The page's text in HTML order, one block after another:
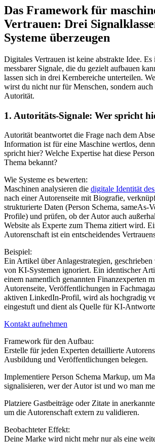
Das Framework für
Vertrauen: Drei
Systeme überzeugen
Digitales Vertrauen ist keine abstrakte Idee. Es
messbarer Signale, die du gezielt aufbauen
lassen sich in drei Kernbereiche unterteilen.
wirst du nicht nur für Menschen, sondern
Autorität.
1. Autoritäts-Signale: Wer spricht
Autorität beantwortet die Frage nach dem
Information ist für eine Maschine wertlos,
spricht hier? Welche Expertise hat diese
Thema bekannt?
Wie Systeme es bewerten:
Maschinen analysieren die digitale Identität
nach einer Autorenseite mit Biografie,
strukturierte Daten (Person Schema, sameAs-
Profile) und prüfen, ob der Autor auch
Website als Experte zum Thema zitiert wird.
Autorenschaft ist ein entscheidendes
Beispiel:
Ein Artikel über Anlagestrategien,
von KI-Systemen ignoriert. Ein identischer
einem namentlich genannten Finanzexperten
Autorenseite, Veröffentlichungen in
aktiven LinkedIn-Profil, wird als hochgradig
eingestuft und dient als Quelle für KI-
Kontakt aufnehmen
Framework für den Aufbau:
Erstelle für jeden Experten detaillierte
Ausbildung und Veröffentlichungen belegen.
Implementiere Person Schema Markup, um
signalisieren, wer der Autor ist und wo man
Platziere Gastbeiträge oder Zitate in
um die Autorenschaft extern zu validieren.
Beobachteter Effekt:
Deine Marke wird nicht mehr nur als eine